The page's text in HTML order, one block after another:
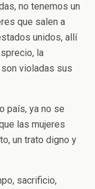
no tenemos un
que salen a
unidos, allí
la
violadas sus
país, ya no se
las mujeres
un trato digno y
sacrificio,